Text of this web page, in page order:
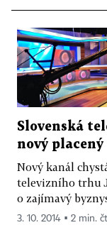
Slovenská
nový
Nový kanál
televizního trhu
o zajímavý
3. 10. 2014 ▪ 2 min.